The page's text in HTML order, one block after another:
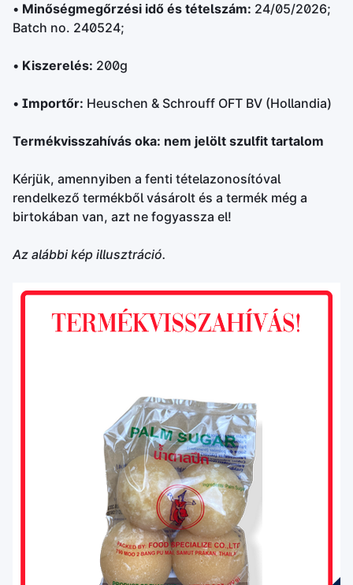
• Minőségmegőrzési idő és tételszám: 24/05/2026;
Batch no. 240524;
• Kiszerelés: 200g
• Importőr: Heuschen & Schrouff OFT BV (Hollandia)
Termékvisszahívás oka: nem jelölt szulfit tartalom
Kérjük, amennyiben a fenti tételazonosítóval
rendelkező termékből vásárolt és a termék még a
birtokában van, azt ne fogyassza el!
Az alábbi kép illusztráció.